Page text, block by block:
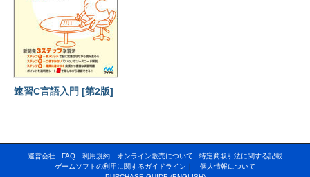
速習C言語入門 [第2版]
運営会社 FAQ 利用規約 オンライン販売について
特定商取引法に関する記載
ゲームソフトの利用に関するガイドライン
個人情報について